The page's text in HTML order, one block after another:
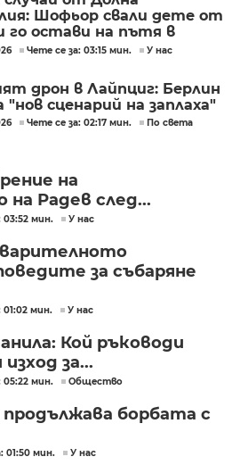
Шофьор свали дете от
го остави на пътя в
Чете се за: 03:15 мин. У нас
дрон в Лайпциг: Берлин
"нов сценарий на заплаха"
Чете се за: 02:17 мин. По света
на
Радев след...
03:52 мин. У нас
за събаряне
01:02 мин. У нас
Кой ръководи
за...
05:22 мин. Общество
борбата с
01:50 мин. У нас